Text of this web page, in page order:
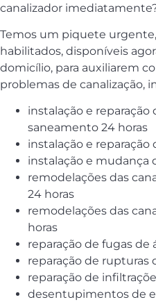
canalizador
Temos um piquete
habilitados, disponíveis
domicílio, para auxiliarem
problemas de canalização,
instalação e reparação
saneamento 24 horas
instalação e reparação
instalação e mudança
remodelações das
24 horas
remodelações das
horas
reparação de fugas de
reparação de rupturas
reparação de
desentupimentos de